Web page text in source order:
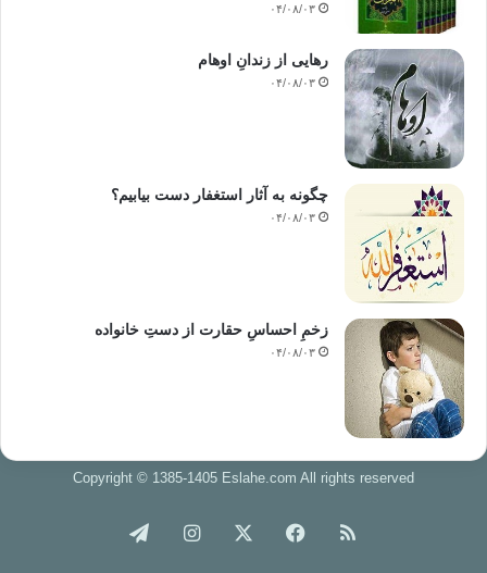
۰۴/۰۸/۰۳
رهایی از زندانِ اوهام
۰۴/۰۸/۰۳
چگونه به آثار استغفار دست بیابیم؟
۰۴/۰۸/۰۳
زخمِ احساسِ حقارت از دستِ خانواده
۰۴/۰۸/۰۳
Copyright © 1385-1405 Eslahe.com All rights reserved
خوراک فیس اینستاگرام